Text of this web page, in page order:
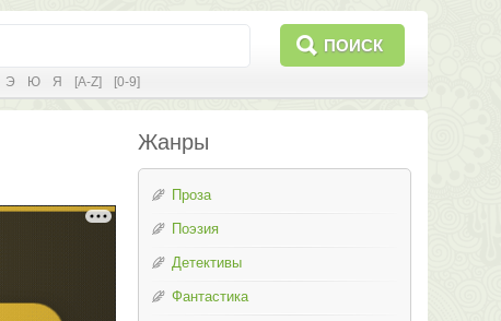
ПОИСК
Э Ю Я [A-Z] [0-9]
Жанры
Проза
Поэзия
Детективы
Фантастика